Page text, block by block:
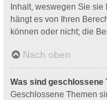
Inhalt, weswegen Sie
hängt es von Ihren
können oder nicht; die
Nach oben
Was sind geschlossene
Geschlossene Themen